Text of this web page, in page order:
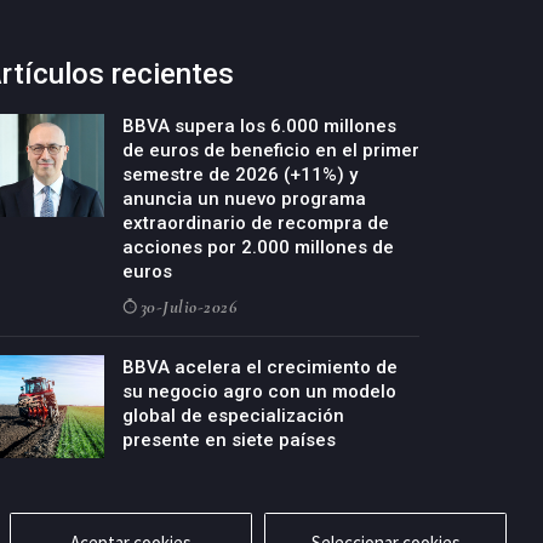
recientes
BBVA supera los 6.000 millones
de euros de beneficio en el primer
semestre de 2026 (+11%) y
anuncia un nuevo programa
extraordinario de recompra de
acciones por 2.000 millones de
euros
30-Julio-2026
BBVA acelera el crecimiento de
su negocio agro con un modelo
global de especialización
presente en siete países